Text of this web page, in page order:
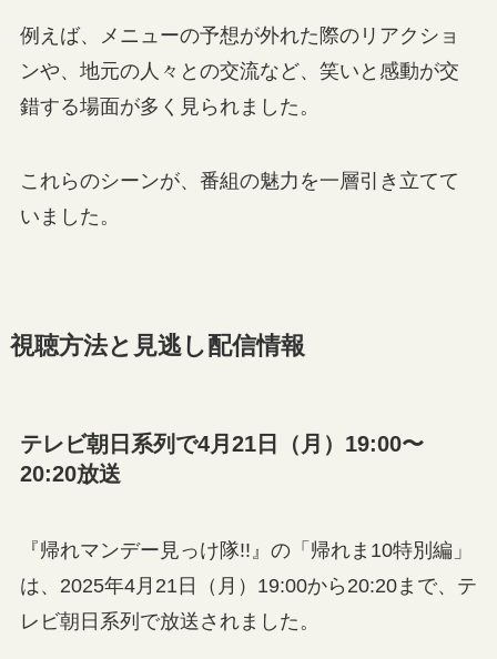
例えば、メニューの予想が外れた際のリアクショ
ンや、地元の人々との交流など、笑いと感動が交
錯する場面が多く見られました。
これらのシーンが、番組の魅力を一層引き立てて
いました。
視聴方法と見逃し配信情報
テレビ朝日系列で4月21日（月）19:00〜
20:20放送
『帰れマンデー見っけ隊!!』の「帰れま10特別編」
は、2025年4月21日（月）19:00から20:20まで、テ
レビ朝日系列で放送されました。